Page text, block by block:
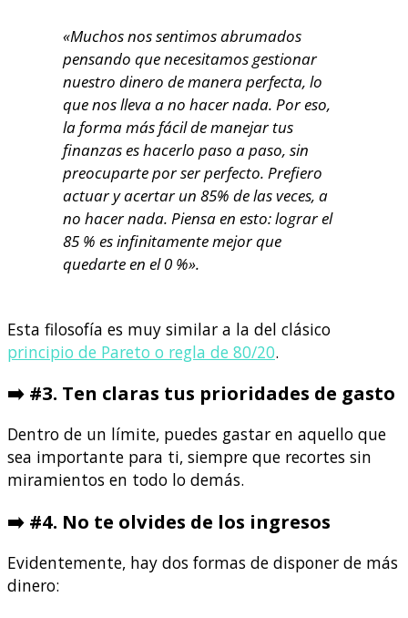
«Muchos nos sentimos abrumados
pensando que necesitamos gestionar
nuestro dinero de manera perfecta, lo
que nos lleva a no hacer nada. Por eso,
la forma más fácil de manejar tus
finanzas es hacerlo paso a paso, sin
preocuparte por ser perfecto. Prefiero
actuar y acertar un 85% de las veces, a
no hacer nada. Piensa en esto: lograr el
85 % es infinitamente mejor que
quedarte en el 0 %».
Esta filosofía es muy similar a la del clásico
principio de Pareto o regla de 80/20.
➡️ #3. Ten claras tus prioridades de gasto
Dentro de un límite, puedes gastar en aquello que
sea importante para ti, siempre que recortes sin
miramientos en todo lo demás.
➡️ #4. No te olvides de los ingresos
Evidentemente, hay dos formas de disponer de más
dinero: